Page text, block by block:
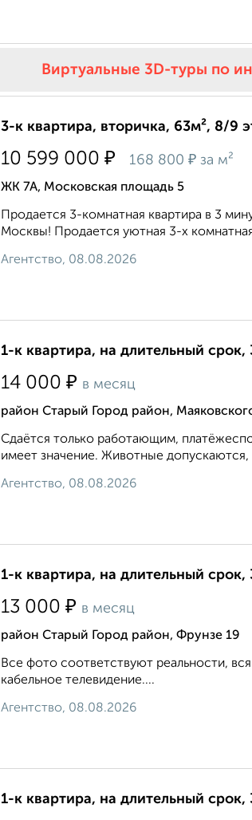
Виртуальные 3D-туры по
3-к квартира, вторичка, 63м², 8/9
10 599 000 ₽ 168 800 ₽ за м²
ЖК 7А, Московская площадь 5
Продается 3-комнатная квартира в 3
Москвы! Продается уютная 3-х
Агентство, 08.08.2026
1-к квартира, на длительный срок,
14 000 ₽ в месяц
район Старый Город район,
Сдаётся только работающим,
имеет значение. Животные
Агентство, 08.08.2026
1-к квартира, на длительный
13 000 ₽ в месяц
район Старый Город район, Фрунзе 19
Все фото соответствуют реальности,
кабельное телевидение....
Агентство, 08.08.2026
1-к квартира, на длительный